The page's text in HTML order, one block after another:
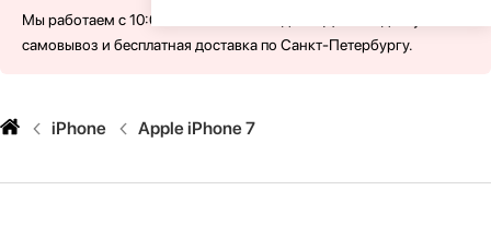
Мы работаем с 10:00 - 21:00 без выходных. Для Вас доступен
самовывоз и бесплатная доставка по Санкт-Петербургу.
iPhone Apple iPhone 7